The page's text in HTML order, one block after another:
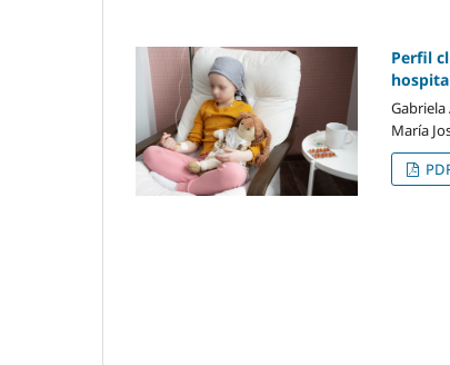
Perfil
Gabriela
María